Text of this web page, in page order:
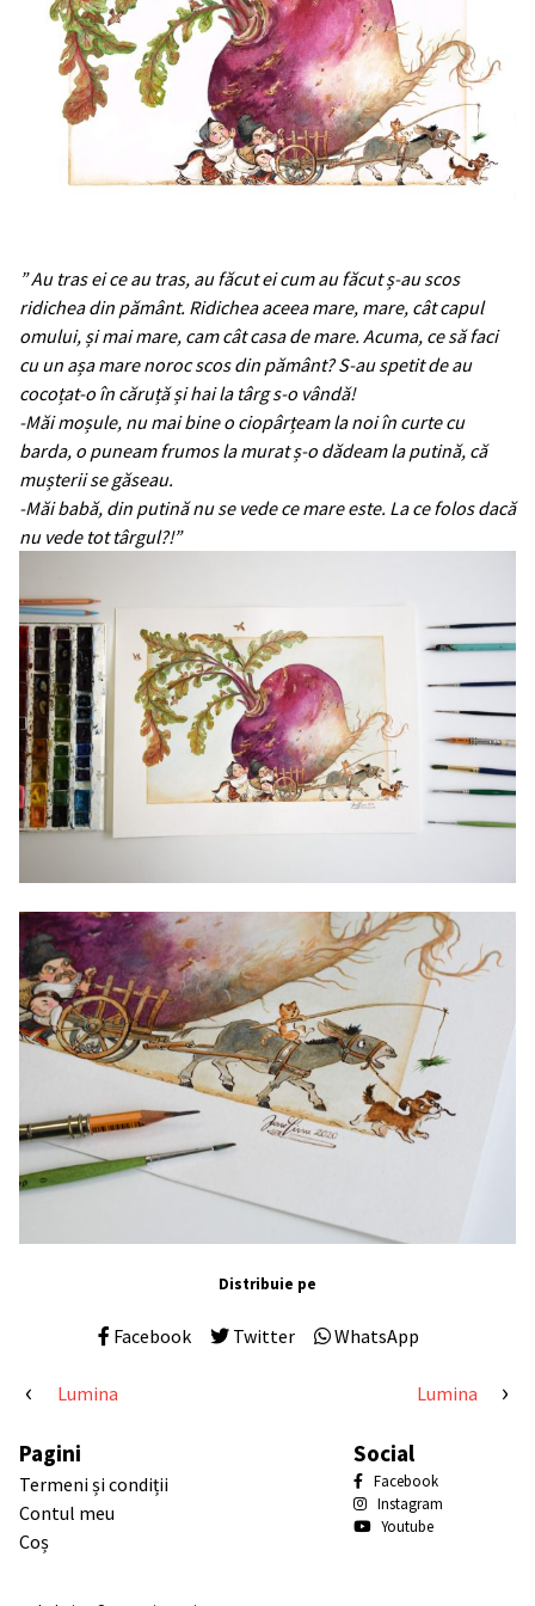
” Au tras ei ce au tras, au făcut ei cum au făcut ș-au scos
ridichea din pământ. Ridichea aceea mare, mare, cât capul
omului, și mai mare, cam cât casa de mare. Acuma, ce să faci
cu un așa mare noroc scos din pământ? S-au spetit de au
cocoțat-o în căruță și hai la târg s-o vândă!
-Măi moșule, nu mai bine o ciopârțeam la noi în curte cu
barda, o puneam frumos la murat ș-o dădeam la putină, că
mușterii se găseau.
-Măi babă, din putină nu se vede ce mare este. La ce folos dacă
nu vede tot târgul?!”
Distribuie pe
Facebook Twitter WhatsApp
Navigare
în
articole
Lumina
Lumina
Pagini
Termeni și condiții
Contul meu
Coș
Social
Facebook
Instagram
Youtube